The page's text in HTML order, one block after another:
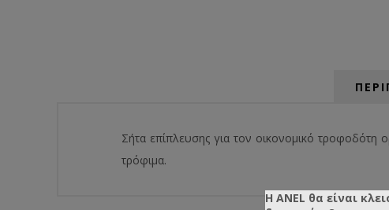
Σήτα επίπλευσης για τον οικονομικό
τρόφιμα.
Η ANEL θα είναι